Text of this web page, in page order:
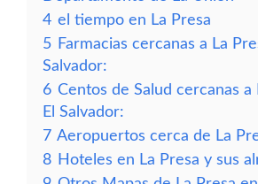
4 el tiempo en La Presa
5 Farmacias cercanas a La
Salvador:
6 Centos de Salud cercanas a
El Salvador:
7 Aeropuertos cerca de La
8 Hoteles en La Presa y sus